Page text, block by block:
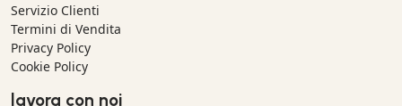
Servizio Clienti
Termini di Vendita
Privacy Policy
Cookie Policy
lavora con noi